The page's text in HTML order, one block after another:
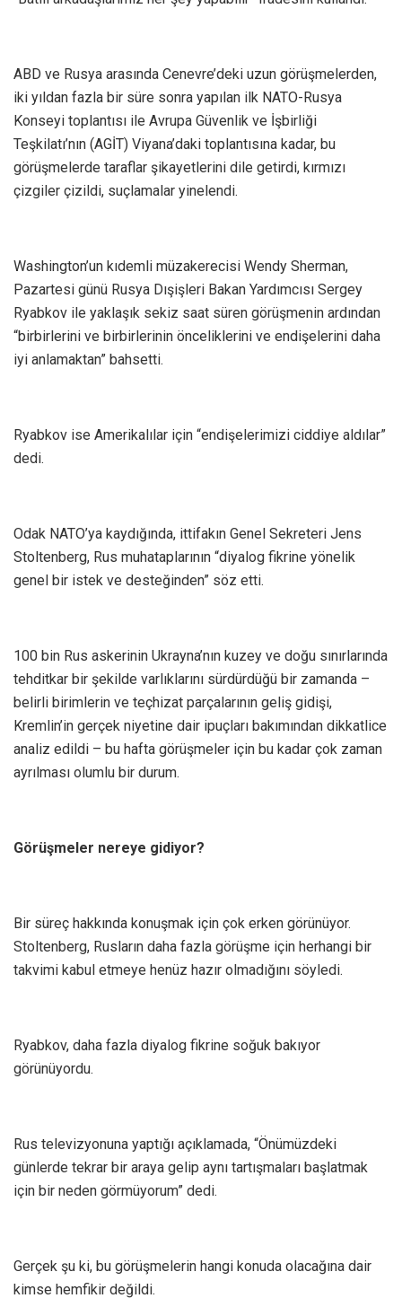
ABD ve Rusya arasında Cenevre’deki uzun görüşmelerden,
iki yıldan fazla bir süre sonra yapılan ilk NATO-Rusya
Konseyi toplantısı ile Avrupa Güvenlik ve İşbirliği
Teşkilatı’nın (AGİT) Viyana’daki toplantısına kadar, bu
görüşmelerde taraflar şikayetlerini dile getirdi, kırmızı
çizgiler çizildi, suçlamalar yinelendi.
Washington’un kıdemli müzakerecisi Wendy Sherman,
Pazartesi günü Rusya Dışişleri Bakan Yardımcısı Sergey
Ryabkov ile yaklaşık sekiz saat süren görüşmenin ardından
“birbirlerini ve birbirlerinin önceliklerini ve endişelerini daha
iyi anlamaktan” bahsetti.
Ryabkov ise Amerikalılar için “endişelerimizi ciddiye aldılar”
dedi.
Odak NATO’ya kaydığında, ittifakın Genel Sekreteri Jens
Stoltenberg, Rus muhataplarının “diyalog fikrine yönelik
genel bir istek ve desteğinden” söz etti.
100 bin Rus askerinin Ukrayna’nın kuzey ve doğu sınırlarında
tehditkar bir şekilde varlıklarını sürdürdüğü bir zamanda –
belirli birimlerin ve teçhizat parçalarının geliş gidişi,
Kremlin’in gerçek niyetine dair ipuçları bakımından dikkatlice
analiz edildi – bu hafta görüşmeler için bu kadar çok zaman
ayrılması olumlu bir durum.
Görüşmeler nereye gidiyor?
Bir süreç hakkında konuşmak için çok erken görünüyor.
Stoltenberg, Rusların daha fazla görüşme için herhangi bir
takvimi kabul etmeye henüz hazır olmadığını söyledi.
Ryabkov, daha fazla diyalog fikrine soğuk bakıyor
görünüyordu.
Rus televizyonuna yaptığı açıklamada, “Önümüzdeki
günlerde tekrar bir araya gelip aynı tartışmaları başlatmak
için bir neden görmüyorum” dedi.
Gerçek şu ki, bu görüşmelerin hangi konuda olacağına dair
kimse hemfikir değildi.